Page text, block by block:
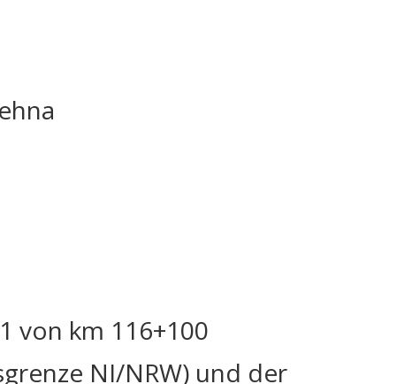
von km 116+100
NI/NRW) und der